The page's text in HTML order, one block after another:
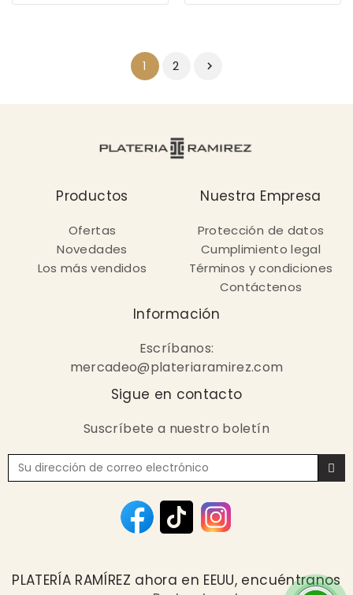
1 2 
Productos
Ofertas
Novedades
Los más vendidos
Nuestra Empresa
Protección de datos
Cumplimiento legal
Términos y condiciones
Contáctenos
Información
Escríbanos:
mercadeo@plateriaramirez.com
Sigue en contacto
Suscríbete a nuestro boletín
PLATERÍA RAMÍREZ ahora en EEUU, encuéntranos